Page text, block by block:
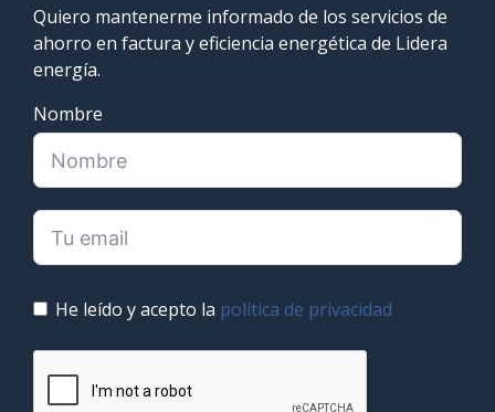
Quiero mantenerme informado de los servicios de
ahorro en factura y eficiencia energética de Lidera
energía.
Nombre
He leído y acepto la política de privacidad